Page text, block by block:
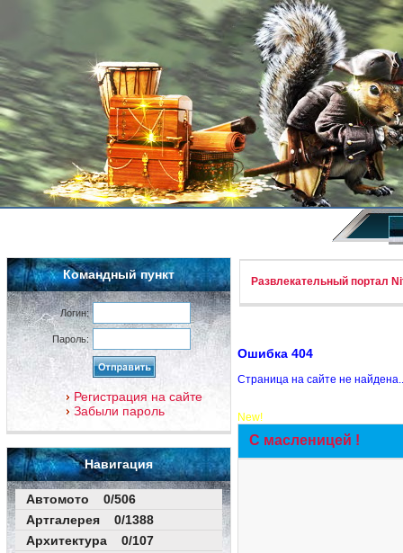
Командный пункт
Логин:
Пароль:
Регистрация на сайте
Забыли пароль
Навигация
Автомото 0/506
Артгалерея 0/1388
Архитектура 0/107
Развлекательный портал
Ошибка 404
Страница на сайте не
New!
С масленицей !